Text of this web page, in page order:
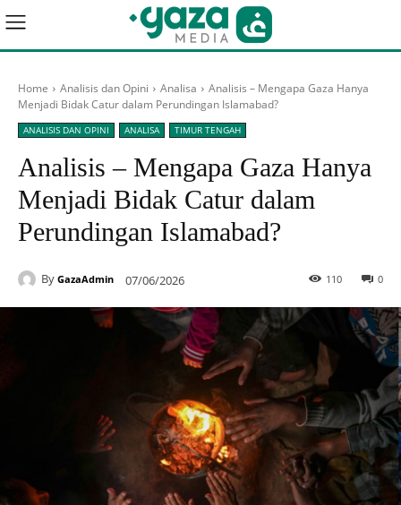
Home Analisis dan Opini Analisa
Analisis – Mengapa Gaza Hanya
Menjadi Bidak Catur dalam Perundingan Islamabad?
ANALISIS DAN OPINI ANALISA TIMUR TENGAH
Analisis – Mengapa Gaza Hanya
Menjadi Bidak Catur dalam
Perundingan Islamabad?
By GazaAdmin 07/06/2026 0
110